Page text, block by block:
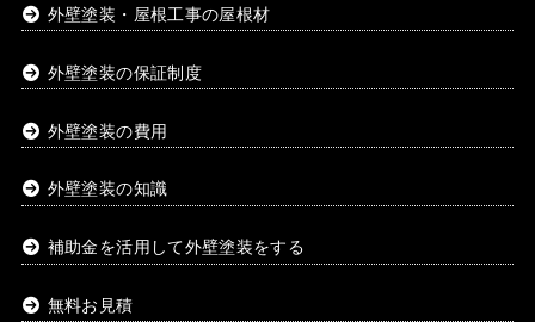
外壁塗装・屋根工事の屋根材
外壁塗装の保証制度
外壁塗装の費用
外壁塗装の知識
補助金を活用して外壁塗装をする
無料お見積